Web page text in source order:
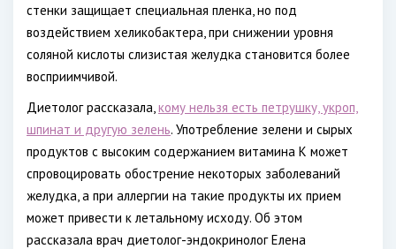
стенки защищает специальная пленка, но под
воздействием хеликобактера, при снижении уровня
соляной кислоты слизистая желудка становится более
восприимчивой.
Диетолог рассказала,кому нельзя есть петрушку, укроп,
шпинат и другую зелень. Употребление зелени и сырых
продуктов с высоким содержанием витамина К может
спровоцировать обострение некоторых заболеваний
желудка, а при аллергии на такие продукты их прием
может привести к летальному исходу. Об этом
рассказала врач диетолог-эндокринолог Елена